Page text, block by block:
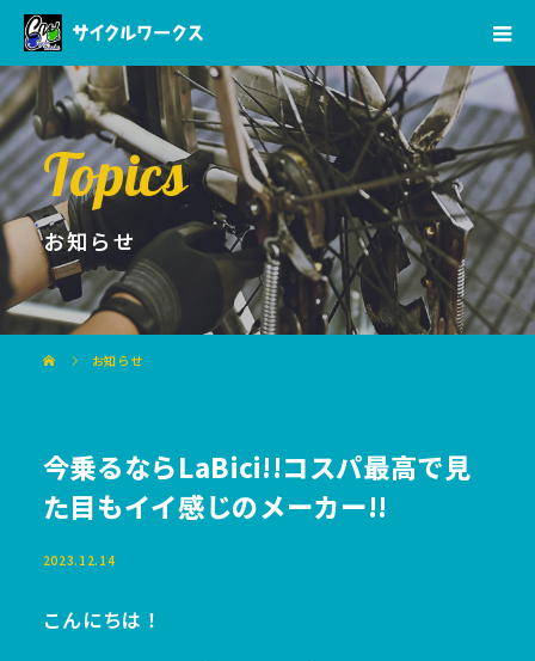
Topics
お知らせ
お知らせ
今乗るならLaBici!!コスパ最高で見
た目もイイ感じのメーカー!!
2023.12.14
こんにちは！